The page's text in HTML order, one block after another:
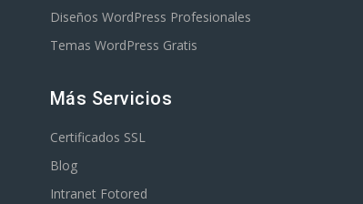
Diseños WordPress Profesionales
Temas WordPress Gratis
Más Servicios
Certificados SSL
Blog
Intranet Fotored